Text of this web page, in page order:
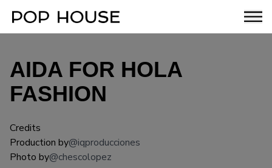
AIDA FOR HOLA
FASHION
Credits
Production by@iqproducciones
Photo by@chescolopez